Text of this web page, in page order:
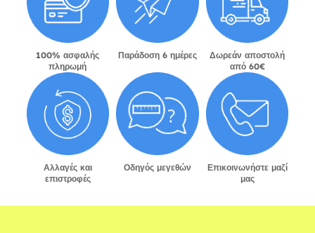
100% ασφαλής
πληρωμή
Παράδοση 6 ημέρες
Δωρεάν αποστολή
από 60€
Αλλαγές και
επιστροφές
Οδηγός μεγεθών
Επικοινωνήστε μαζί
μας